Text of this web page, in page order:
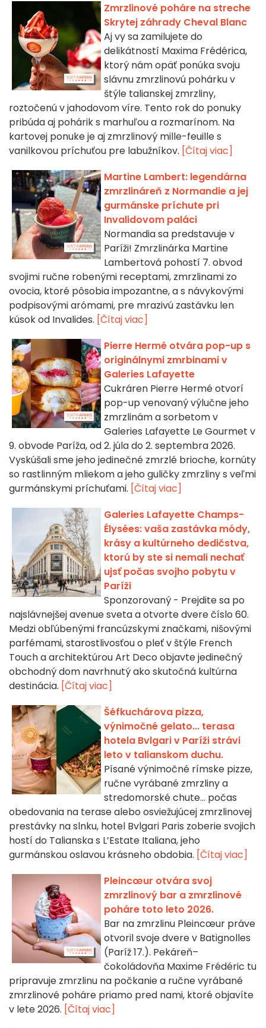
Zmrzlinové poháre na streche
Skrytej záhrady Cheval Blanc
Aj vy sa zamilujete do
delikátností Maxima Frédérica,
ktorý nám opäť ponúka svoju
slávnu zmrzlinovú pohárku v
štýle talianskej zmrzliny,
roztočenú v jahodovom víre. Tento rok do ponuky
pribúda aj pohárik s marhuľou a rozmarínom. Na
kartovej ponuke je aj zmrzlinový mille-feuille s
vanilkovou príchuťou pre labužníkov. [Čítaj viac]
Martine Lambert: legendárna
zmrzlináreň z Normandie a jej
gurmánske príchute pri
Invalidovom paláci
Normandia sa predstavuje v
Paríži! Zmrzlinárka Martine
Lambertová pohostí 7. obvod
svojimi ručne robenými receptami, zmrzlinami zo
ovocia, ktoré pôsobia impozantne, a s návykovými
podpisovými arómami, pre mrazivú zastávku len
kúsok od Invalides. [Čítaj viac]
Pierre Hermé otvára pop-up s
originálnymi zmrbinami v
Galeries Lafayette
Cukráren Pierre Hermé otvorí
pop-up venovaný výlučne jeho
zmrzlinám a sorbetom v
Galeries Lafayette Le Gourmet v
9. obvode Paríža, od 2. júla do 2. septembra 2026.
Vyskúšali sme jeho jedinečné zmrzlé brioche, kornúty
so rastlinným mliekom a jeho guličky zmrzliny s veľmi
gurmánskymi príchuťami. [Čítaj viac]
Galeries Lafayette Champs-
Élysées: vaša zastávka módy,
krásy a kultúrneho dedičstva,
ktorú by ste si nemali nechať
ujsť počas svojho pobytu v
Paríži
Sponzorovaný - Prejdite sa po
najslávnejšej avenue sveta a otvorte dvere číslo 60.
Medzi obľúbenými francúzskymi značkami, nišovými
parfémami, starostlivosťou o pleť v štýle French
Touch a architektúrou Art Deco objavte jedinečný
obchodný dom navrhnutý ako skutočná kultúrna
destinácia. [Čítaj viac]
Šéfkuchárova pizza,
výnimočné gelato... terasa
hotela Bvlgari v Paríži strávi
leto v talianskom duchu.
Písané výnimočné rímske pizze,
ručne vyrábané zmrzliny a
stredomorské chute... počas
obedovania na terase alebo osviežujúcej zmrzlinovej
prestávky na slnku, hotel Bvlgari Paris zoberie svojich
hostí do Talianska s L’Estate Italiana, jeho
gurmánskou oslavou krásneho obdobia. [Čítaj viac]
Pleincœur otvára svoj
zmrzlinový bar a zmrzlinové
poháre toto leto 2026.
Bar na zmrzlinu Pleincœur práve
otvoril svoje dvere v Batignolles
(Paríž 17.). Pekáreň–
čokoládovňa Maxime Frédéric tu
pripravuje zmrzlinu na počkanie a ručne vyrábané
zmrzlinové poháre priamo pred nami, ktoré objavíte
v lete 2026. [Čítaj viac]